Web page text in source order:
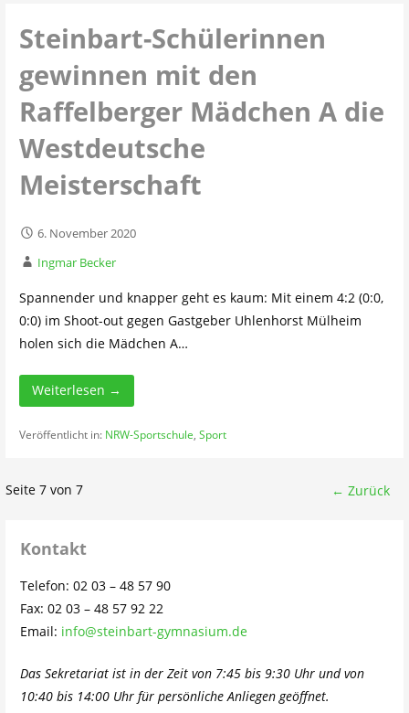
Steinbart-Schülerinnen
gewinnen mit den
Raffelberger Mädchen A die
Westdeutsche
Meisterschaft
6. November 2020
Ingmar Becker
Spannender und knapper geht es kaum: Mit einem 4:2 (0:0,
0:0) im Shoot-out gegen Gastgeber Uhlenhorst Mülheim
holen sich die Mädchen A…
Weiterlesen →
Veröffentlicht in: NRW-Sportschule, Sport
Beitrag
Seite 7 von 7 ← Zurück
Kontakt
Telefon: 02 03 – 48 57 90
Fax: 02 03 – 48 57 92 22
Email: info@steinbart-gymnasium.de
Das Sekretariat ist in der Zeit von 7:45 bis 9:30 Uhr und von
10:40 bis 14:00 Uhr für persönliche Anliegen geöffnet.